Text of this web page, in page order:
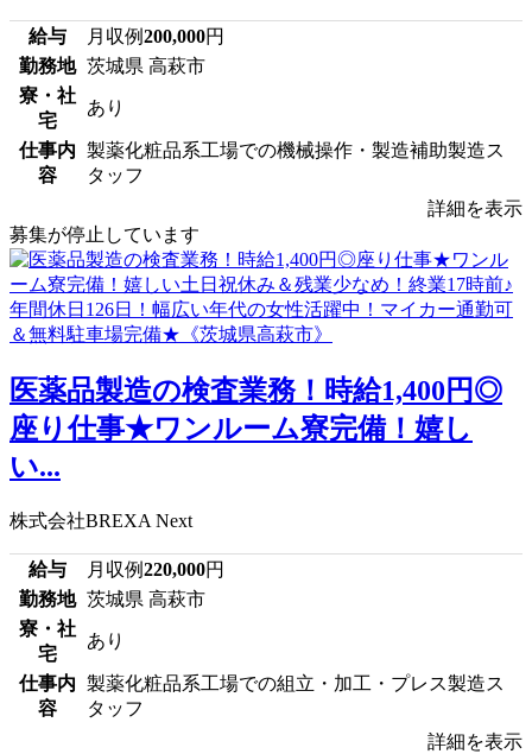
給与 月収例200,000円
勤務地 茨城県 高萩市
寮・社
宅
あり
仕事内
容
製薬化粧品系工場での機械操作・製造補助製造ス
タッフ
詳細を表示
募集が停止しています
医薬品製造の検査業務！時給1,400円◎
座り仕事★ワンルーム寮完備！嬉し
い...
株式会社BREXA Next
給与 月収例220,000円
勤務地 茨城県 高萩市
寮・社
宅
あり
仕事内
容
製薬化粧品系工場での組立・加工・プレス製造ス
タッフ
詳細を表示